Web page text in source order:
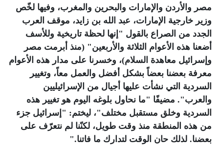
مصر والأردن والإمارات والبحرين والمغرب، وفيها لخّص
وزير خارجية الإمارات، عبد الله بن زايد، موقف العرب
الجدد من الصراع بالقول "إنها لحظة تاريخية وللأسف
أضعنا هذه الأعوام الثلاثة والأربعين" (منذ أبرمت مصر
وإسرائيل معاهدة السلام)، وخسرنا على مدار هذه الأعوام
معرفة بعضنا بعضاً بشكل أفضل والعمل معاً، وتغيير
السردية التي نشأت عليها أجيال من الإسرائيليين
والعرب". مضيفًا "ما نحاول بلوغه اليوم هو تغيير هذه
السردية وخلق مستقبل مختلف"، ليختم: "إسرائيل جزء
من هذه المنطقة منذ وقت طويل، لكنّنا لم نتعرّف على
بعضنا. لذلك حان الوقت لتدارك ما فاتنا".